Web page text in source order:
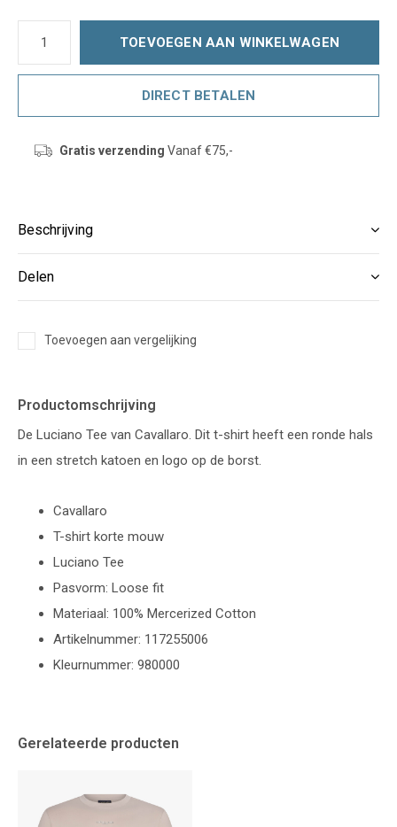
TOEVOEGEN AAN WINKELWAGEN
DIRECT BETALEN
Gratis verzending Vanaf €75,-
Beschrijving
Delen
Toevoegen aan vergelijking
Productomschrijving
De Luciano Tee van Cavallaro. Dit t-shirt heeft een ronde hals
in een stretch katoen en logo op de borst.
Cavallaro
T-shirt korte mouw
Luciano Tee
Pasvorm: Loose fit
Materiaal: 100% Mercerized Cotton
Artikelnummer: 117255006
Kleurnummer: 980000
Gerelateerde producten